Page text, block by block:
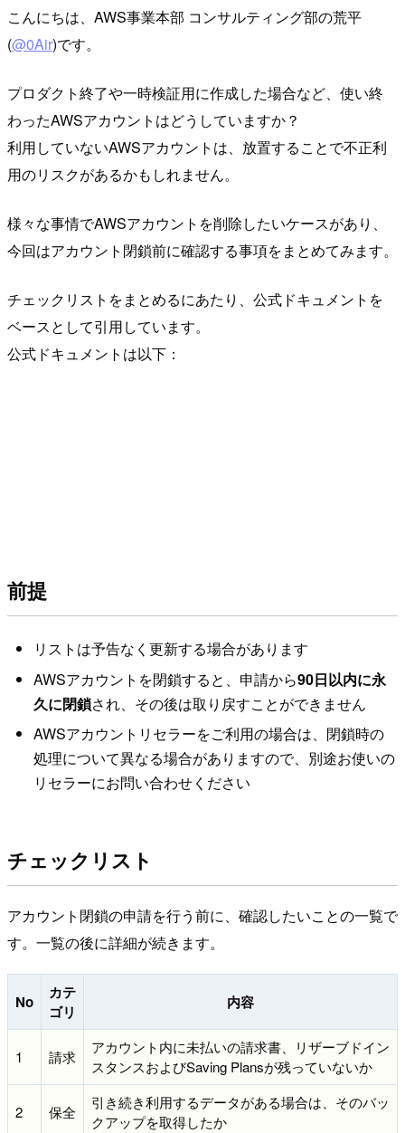
こんにちは、AWS事業本部 コンサルティング部の荒平
(@0Air)です。
プロダクト終了や一時検証用に作成した場合など、使い終
わったAWSアカウントはどうしていますか？
利用していないAWSアカウントは、放置することで不正利
用のリスクがあるかもしれません。
様々な事情でAWSアカウントを削除したいケースがあり、
今回はアカウント閉鎖前に確認する事項をまとめてみます。
チェックリストをまとめるにあたり、公式ドキュメントを
ベースとして引用しています。
公式ドキュメントは以下：
前提
リストは予告なく更新する場合があります
AWSアカウントを閉鎖すると、申請から90日以内に永
久に閉鎖され、その後は取り戻すことができません
AWSアカウントリセラーをご利用の場合は、閉鎖時の
処理について異なる場合がありますので、別途お使いの
リセラーにお問い合わせください
チェックリスト
アカウント閉鎖の申請を行う前に、確認したいことの一覧で
す。一覧の後に詳細が続きます。
No
カテ
ゴリ
内容
1 請求
アカウント内に未払いの請求書、リザーブドイン
スタンスおよびSaving Plansが残っていないか
2 保全
引き続き利用するデータがある場合は、そのバッ
クアップを取得したか